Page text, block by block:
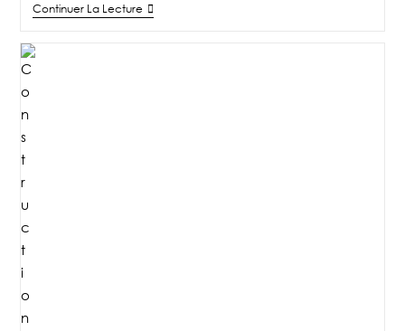
Continuer La Lecture